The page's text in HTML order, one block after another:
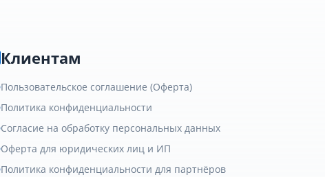
Клиентам
Пользовательское соглашение (Оферта)
Политика конфиденциальности
Согласие на обработку персональных данных
Оферта для юридических лиц и ИП
Политика конфиденциальности для партнёров